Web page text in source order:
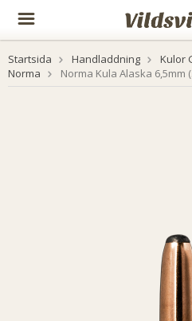
Startsida Handladdning Kulor
Norma
Norma Kula Alaska 6,5mm